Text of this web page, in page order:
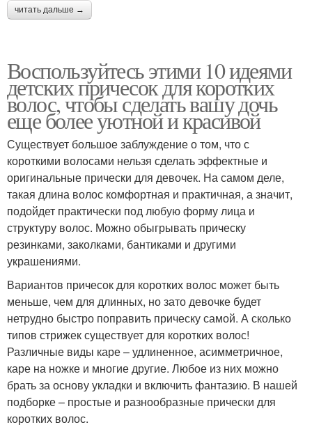
читать дальше →
Воспользуйтесь этими 10 идеями
детских причесок для коротких
волос, чтобы сделать вашу дочь
еще более уютной и красивой
Существует большое заблуждение о том, что с
короткими волосами нельзя сделать эффектные и
оригинальные прически для девочек. На самом деле,
такая длина волос комфортная и практичная, а значит,
подойдет практически под любую форму лица и
структуру волос. Можно обыгрывать прическу
резинками, заколками, бантиками и другими
украшениями.
Вариантов причесок для коротких волос может быть
меньше, чем для длинных, но зато девочке будет
нетрудно быстро поправить прическу самой. А сколько
типов стрижек существует для коротких волос!
Различные виды каре – удлиненное, асимметричное,
каре на ножке и многие другие. Любое из них можно
брать за основу укладки и включить фантазию. В нашей
подборке – простые и разнообразные прически для
коротких волос.